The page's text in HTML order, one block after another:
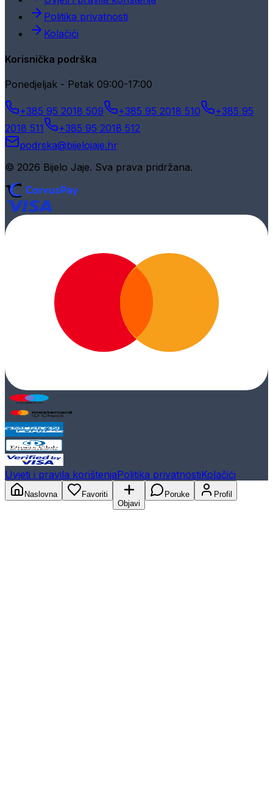
Politika privatnosti
Kolačići
Korisnička podrška
Ponedjeljak - Petak 09:00-17:00
+385 95 2018 509 +385 95 2018 510
+385 95
2018 511
+385 95 2018 512
podrska@bijelojaje.hr
© 2026 Bijelo Jaje. Sva prava pridržana.
Uvjeti i pravila korištenjaPolitika privatnostiKolačići
Naslovna
Favoriti
Objavi
Poruke Profil